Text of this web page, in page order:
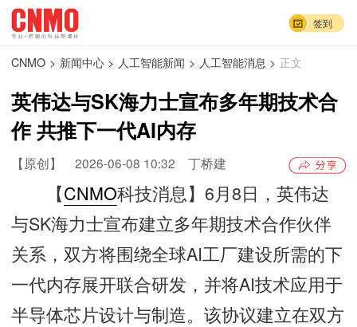
签到
CNMO > 新闻中心 > 人工智能新闻 > 人工智能消息 > 正文
英伟达与SK海力士宣布多年期技术合
作 共推下一代AI内存
【原创】 2026-06-08 10:32 丁桥建
【CNMO科技消息】6月8日，英伟达
与SK海力士宣布建立多年期技术合作伙伴
关系，双方将围绕全球AI工厂建设所需的下
一代内存展开联合研发，并将AI技术应用于
半导体芯片设计与制造。该协议建立在双方